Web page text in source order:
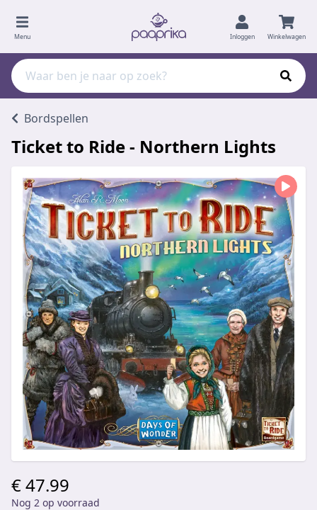
Menu Inloggen Winkelwagen
Bordspellen
Ticket to Ride - Northern Lights
€ 47.99
Nog 2 op voorraad